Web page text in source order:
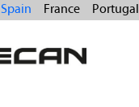
Spain France Portugal